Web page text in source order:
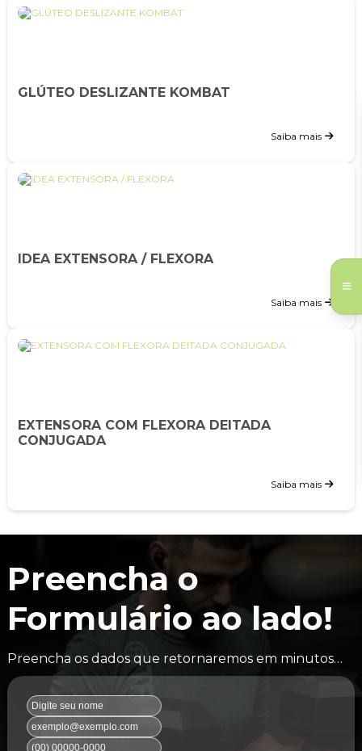
GLÚTEO DESLIZANTE KOMBAT
Saiba mais
IDEA EXTENSORA / FLEXORA
Saiba mais
EXTENSORA COM FLEXORA DEITADA
CONJUGADA
Saiba mais
Preencha o
Formulário ao lado!
Preencha os dados que retornaremos em minutos…